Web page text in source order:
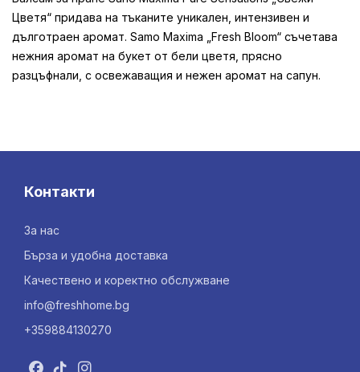
Цветя“ придава на тъканите уникален, интензивен и
дълготраен аромат. Samo Maxima „Fresh Bloom“ съчетава
нежния аромат на букет от бели цветя, прясно
разцъфнали, с освежаващия и нежен аромат на сапун.
Контакти
За нас
Бърза и удобна доставка
Качествено и коректно обслужване
info@freshhome.bg
+359884130270